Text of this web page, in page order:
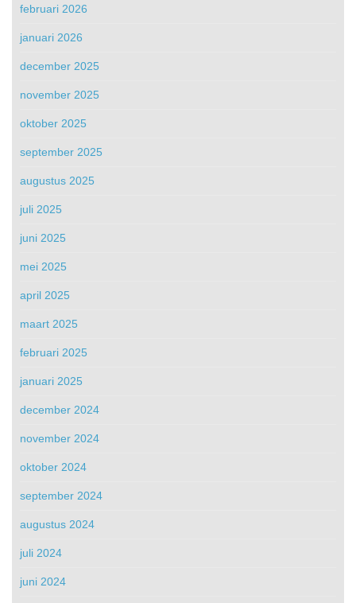
februari 2026
januari 2026
december 2025
november 2025
oktober 2025
september 2025
augustus 2025
juli 2025
juni 2025
mei 2025
april 2025
maart 2025
februari 2025
januari 2025
december 2024
november 2024
oktober 2024
september 2024
augustus 2024
juli 2024
juni 2024